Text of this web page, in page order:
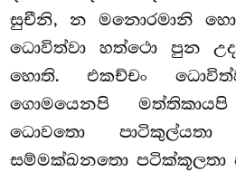
සුචීනි, න මනොරමානි
ධොවිත්වා හත්ථො පුන
හොති. එකච්චං
ගොමයෙනපි
ධොවතො
සම්මක්ඛනතො පටික්කූලතා